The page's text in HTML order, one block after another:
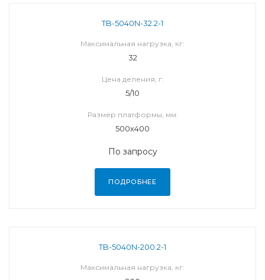
TB-5040N-32.2-1
Максимальная нагрузка, кг:
32
Цена деления, г:
5/10
Размер платформы, мм:
500х400
По запросу
ПОДРОБНЕЕ
TB-5040N-200.2-1
Максимальная нагрузка, кг: